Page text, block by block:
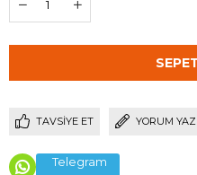
TAVSIYE ET YORUM YAZ
Telegram